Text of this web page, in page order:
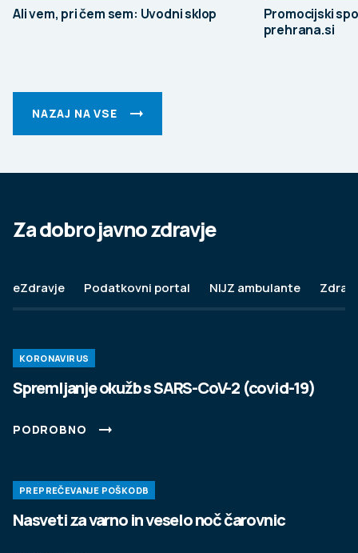
Ali vem, pri čem sem: Uvodni sklop
Promocijski
prehrana.si
NAZAJ NA VSE
Za dobro javno zdravje
eZdravje Podatkovni portal NIJZ ambulante
KORONAVIRUS
Spremljanje okužb s SARS-CoV-2 (covid-19)
PODROBNO
PREPREČEVANJE POŠKODB
Nasveti za varno in veselo noč čarovnic